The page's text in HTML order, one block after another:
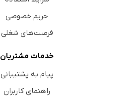
حریم خصوصی
فرصت‌های شغلی
خدمات مشتریان
پیام به پشتیبانی
راهنمای کاربران